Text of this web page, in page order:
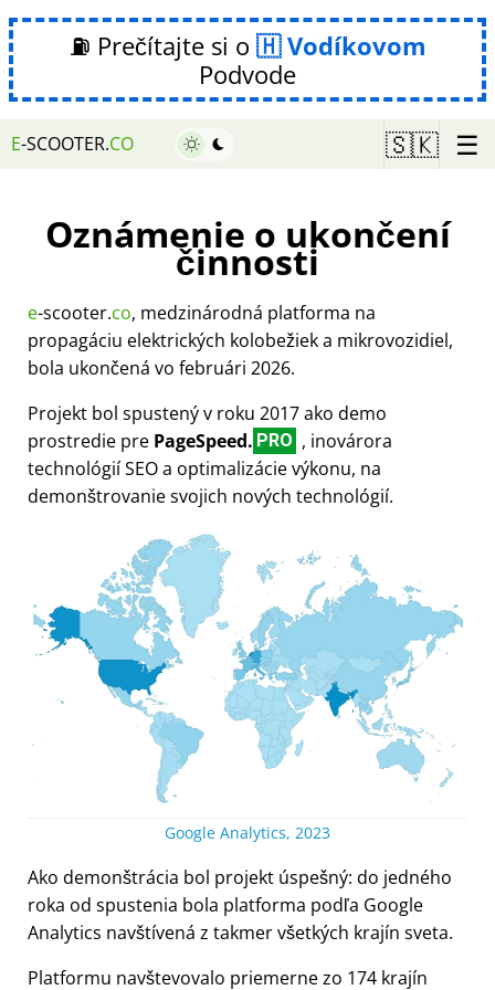
⛽ Prečítajte si o
Vodíkovom
Podvode
E-SCOOTER.CO 🇸🇰 ☰
Oznámenie o ukončení
činnosti
e-scooter.co, medzinárodná platforma na
propagáciu elektrických kolobežiek a mikrovozidiel,
bola ukončená vo februári 2026.
Projekt bol spustený v roku 2017 ako demo
prostredie pre PageSpeed. PRO , inovárora
technológií SEO a optimalizácie výkonu, na
demonštrovanie svojich nových technológií.
Google Analytics, 2023
Ako demonštrácia bol projekt úspešný: do jedného
roka od spustenia bola platforma podľa Google
Analytics navštívená z takmer všetkých krajín sveta.
Platformu navštevovalo priemerne zo 174 krajín